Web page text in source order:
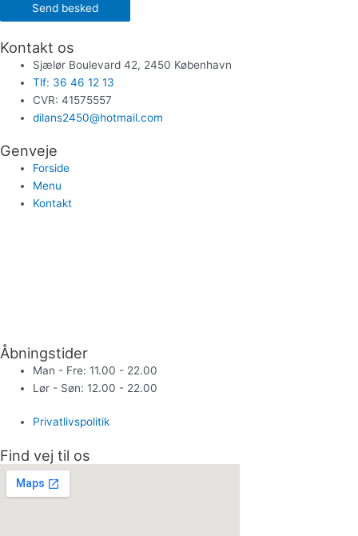
Send besked
Kontakt os
Sjælør Boulevard 42, 2450 København
Tlf: 36 46 12 13
CVR: 41575557
dilans2450@hotmail.com
Genveje
Forside
Menu
Kontakt
Åbningstider
Man - Fre: 11.00 - 22.00
Lør - Søn: 12.00 - 22.00
Privatlivspolitik
Find vej til os